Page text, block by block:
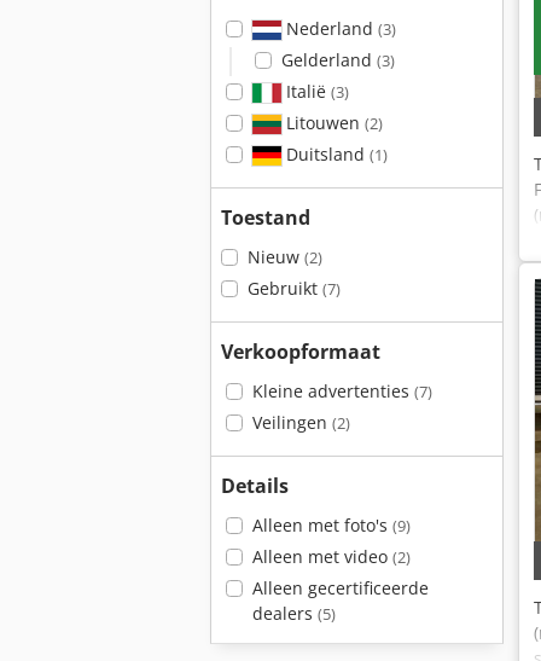
Nederland (3)
Gelderland (3)
Italië (3)
Litouwen (2)
Duitsland (1)
Toestand
Nieuw (2)
Gebruikt (7)
Verkoopformaat
Kleine advertenties (7)
Veilingen (2)
Details
Alleen met foto's (9)
Alleen met video (2)
Alleen gecertificeerde
dealers (5)